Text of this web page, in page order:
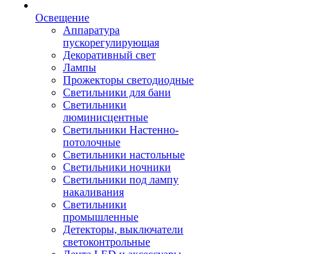
Освещение
Аппаратура
пускорегулирующая
Декоративный свет
Лампы
Прожекторы светодиодные
Светильники для бани
Светильники
люминисцентные
Светильники Настенно-
потолочные
Светильники настольные
Светильники ночники
Светильники под лампу
накаливания
Светильники
промышленные
Детекторы, выключатели
светоконтрольные